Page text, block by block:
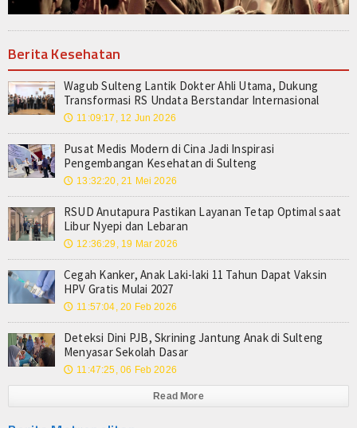
Berita Kesehatan
Wagub Sulteng Lantik Dokter Ahli Utama, Dukung
Transformasi RS Undata Berstandar Internasional
🕔 11:09:17, 12 Jun 2026
Pusat Medis Modern di Cina Jadi Inspirasi
Pengembangan Kesehatan di Sulteng
🕔 13:32:20, 21 Mei 2026
RSUD Anutapura Pastikan Layanan Tetap Optimal saat
Libur Nyepi dan Lebaran
🕔 12:36:29, 19 Mar 2026
Cegah Kanker, Anak Laki-laki 11 Tahun Dapat Vaksin
HPV Gratis Mulai 2027
🕔 11:57:04, 20 Feb 2026
Deteksi Dini PJB, Skrining Jantung Anak di Sulteng
Menyasar Sekolah Dasar
🕔 11:47:25, 06 Feb 2026
Read More